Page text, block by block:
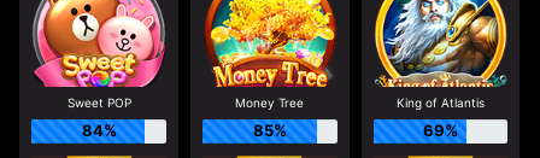
Sweet POP
84%
Money Tree
85%
King of Atlantis
69%